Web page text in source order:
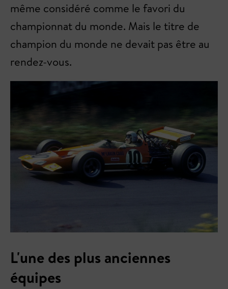
même considéré comme le favori du
championnat du monde. Mais le titre de
champion du monde ne devait pas être au
rendez-vous.
L'une des plus anciennes
équipes